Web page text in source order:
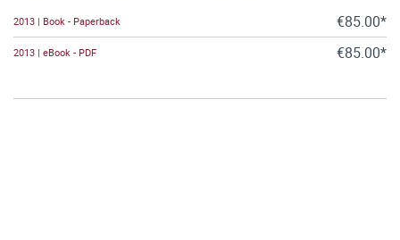
2013 | Book - Paperback €85.00*
2013 | eBook - PDF €85.00*